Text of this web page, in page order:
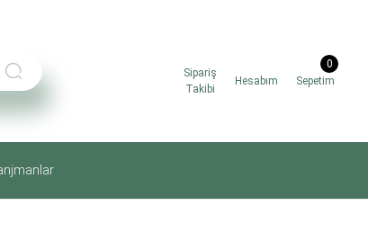
Sipariş
Takibi
Hesabım Sepetim
0